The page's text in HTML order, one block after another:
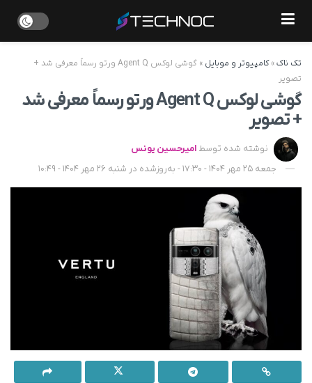
تک ناک»کامپیوتر و موبایل »
گوشی لوکس Agent Q ورتو رسماً معرفی شد +
تصویر
گوشی لوکس Agent Q ورتو رسماً معرفی شد
+ تصویر
نوشته شده توسط امیرحسین یونس
جمعه 25 مهر 1404 - 17:30 - به‌روزشده در شنبه 26 مهر 1404 - 10:49